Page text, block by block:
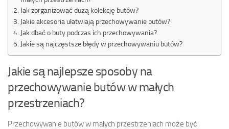
Jak zorganizować dużą kolekcję butów?
Jakie akcesoria ułatwiają przechowywanie butów?
Jak dbać o buty podczas ich przechowywania?
Jakie są najczęstsze błędy w przechowywaniu butów?
Jakie są najlepsze sposoby na
przechowywanie butów w małych
przestrzeniach?
Przechowywanie butów w małych przestrzeniach może być